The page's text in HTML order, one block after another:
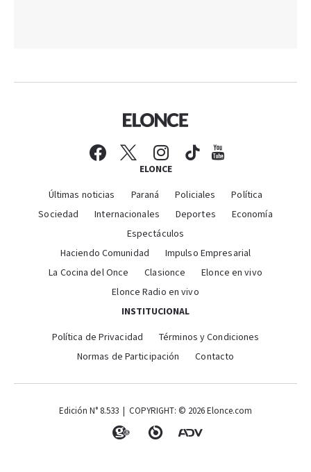
ELONCE
Últimas noticias Paraná Policiales
Política
Sociedad
Internacionales Deportes
Economía
Espectáculos
Haciendo Comunidad
Impulso Empresarial
La Cocina del Once
Clasionce
Elonce en vivo
Elonce Radio en vivo
INSTITUCIONAL
Política de Privacidad
Términos y Condiciones
Normas de Participación
Contacto
Edición N° 8.533 | COPYRIGHT: © 2026 Elonce.com